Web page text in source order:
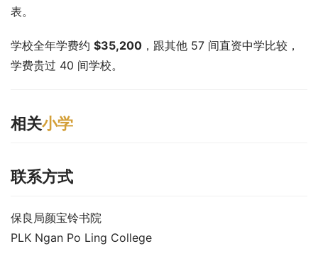
表。
学校全年学费约 $35,200 ，跟其他 57 间直资中学比较，
学费贵过 40 间学校。
相关小学
联系方式
保良局颜宝铃书院
PLK Ngan Po Ling College